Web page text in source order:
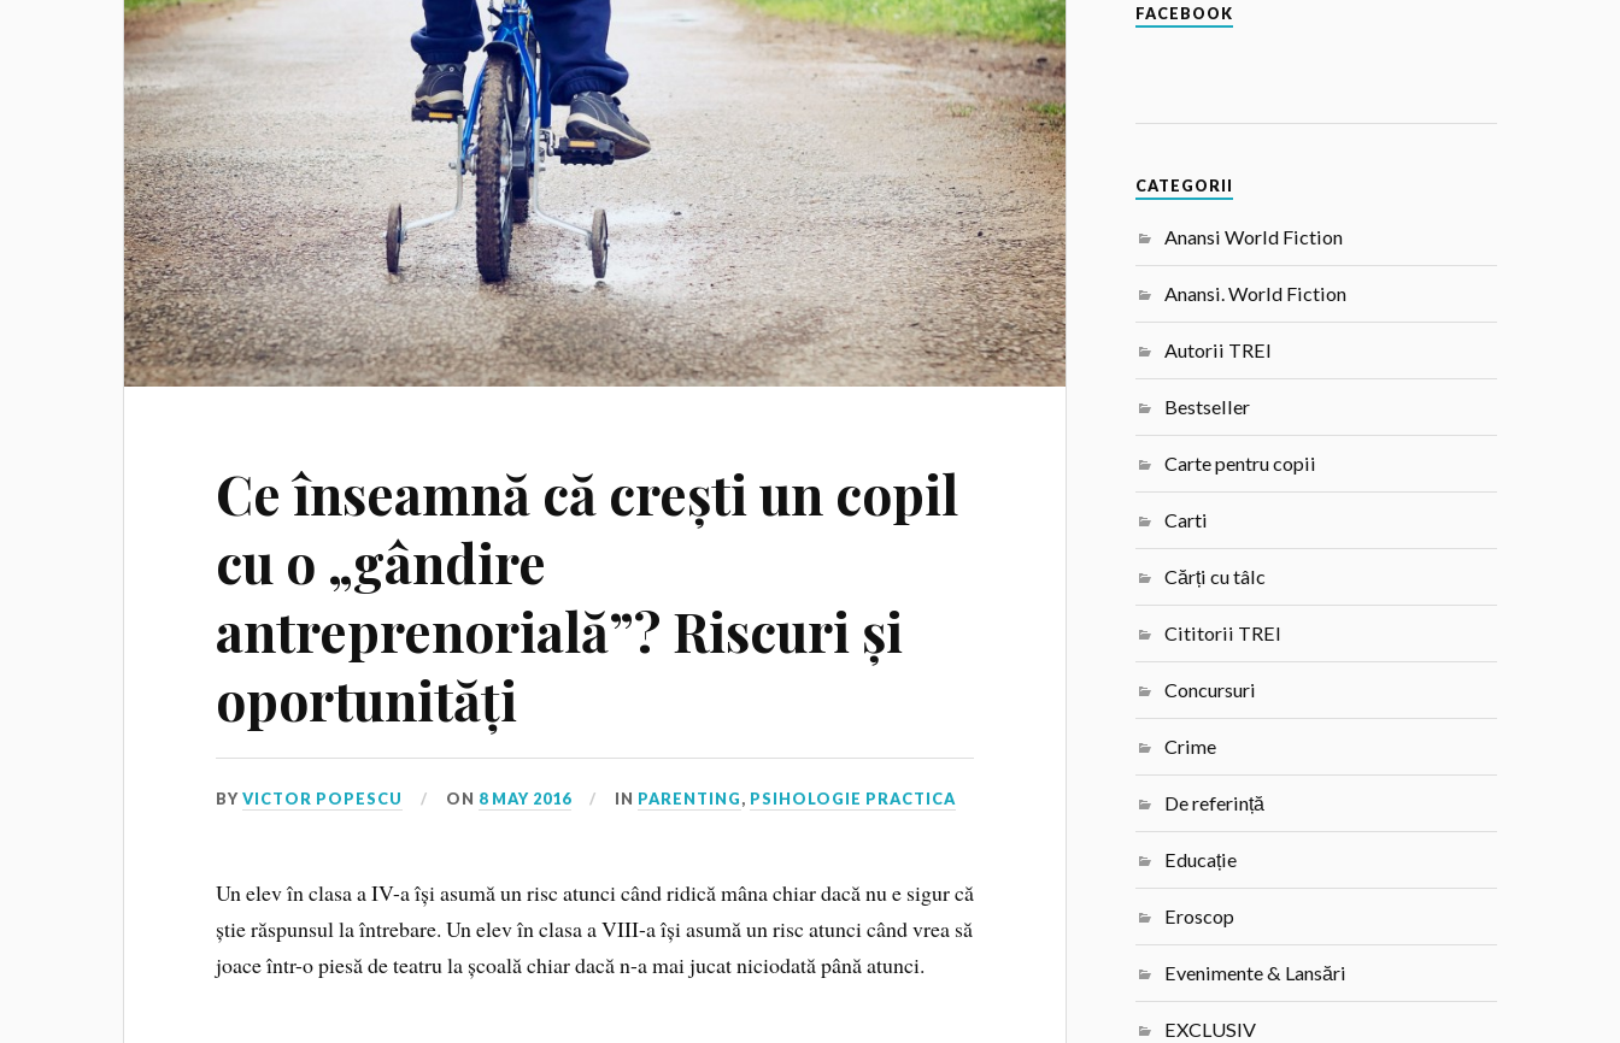
Ce înseamnă că crești un copil
cu o „gândire
antreprenorială”? Riscuri și
oportunități
BYVICTOR POPESCU ON 8 MAY 2016 IN PARENTING, PSIHOLOGIE PRACTICA
Un elev în clasa a IV-a își asumă un risc atunci când ridică mâna chiar dacă nu e sigur că
știe răspunsul la întrebare. Un elev în clasa a VIII-a își asumă un risc atunci când vrea să
joace într-o piesă de teatru la școală chiar dacă n-a mai jucat niciodată până atunci.
FACEBOOK
CATEGORII
Anansi World Fiction
Anansi. World Fiction
Autorii TREI
Bestseller
Carte pentru copii
Carti
Cărți cu tâlc
Cititorii TREI
Concursuri
Crime
De referință
Educație
Eroscop
Evenimente & Lansări
EXCLUSIV